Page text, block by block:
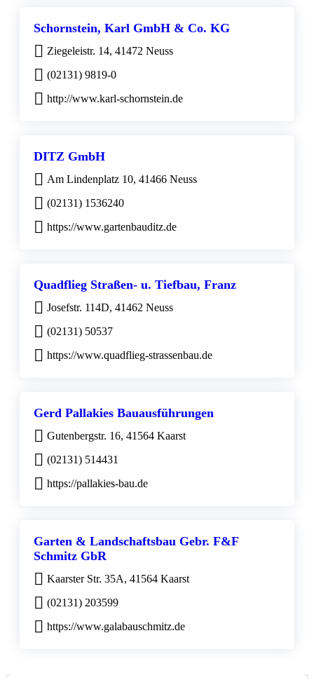
Schornstein, Karl GmbH & Co. KG
Ziegeleistr. 14, 41472 Neuss
(02131) 9819-0
http://www.karl-schornstein.de
DITZ GmbH
Am Lindenplatz 10, 41466 Neuss
(02131) 1536240
https://www.gartenbauditz.de
Quadflieg Straßen- u. Tiefbau, Franz
Josefstr. 114D, 41462 Neuss
(02131) 50537
https://www.quadflieg-strassenbau.de
Gerd Pallakies Bauausführungen
Gutenbergstr. 16, 41564 Kaarst
(02131) 514431
https://pallakies-bau.de
Garten & Landschaftsbau Gebr. F&F
Schmitz GbR
Kaarster Str. 35A, 41564 Kaarst
(02131) 203599
https://www.galabauschmitz.de